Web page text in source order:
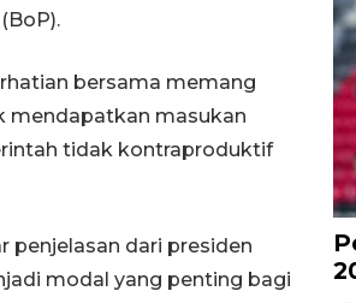
(BoP).
bersama memang
mendapatkan masukan
tidak kontraproduktif
penjelasan dari presiden
modal yang penting bagi